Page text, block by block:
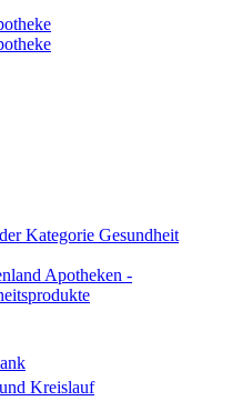
Kategorie Gesundheit
Kreislauf